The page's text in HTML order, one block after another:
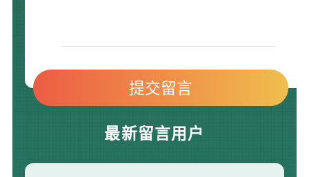
最新留言用户